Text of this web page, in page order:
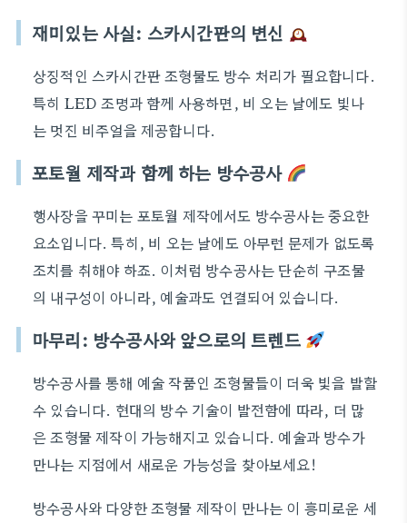
재미있는 사실: 스카시간판의 변신
상징적인 스카시간판 조형물도 방수 처리가 필요합니다.
특히 LED 조명과 함께 사용하면, 비 오는 날에도 빛나
는 멋진 비주얼을 제공합니다.
포토월 제작과 함께 하는 방수공사
행사장을 꾸미는 포토월 제작에서도 방수공사는 중요한
요소입니다. 특히, 비 오는 날에도 아무런 문제가 없도록
조치를 취해야 하죠. 이처럼 방수공사는 단순히 구조물
의 내구성이 아니라, 예술과도 연결되어 있습니다.
마무리: 방수공사와 앞으로의 트렌드
방수공사를 통해 예술 작품인 조형물들이 더욱 빛을 발할
수 있습니다. 현대의 방수 기술이 발전함에 따라, 더 많
은 조형물 제작이 가능해지고 있습니다. 예술과 방수가
만나는 지점에서 새로운 가능성을 찾아보세요!
방수공사와 다양한 조형물 제작이 만나는 이 흥미로운 세